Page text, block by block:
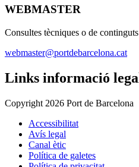
WEBMASTER
Consultes tècniques o de
webmaster@portdebarcelona.cat
Links informació
Copyright 2026 Port de Barcelona
Accessibilitat
Avís legal
Canal ètic
Política de galetes